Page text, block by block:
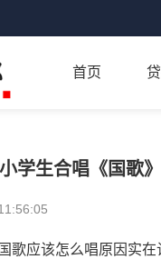
首页
学生合唱《国歌》
歌应该怎么唱原因实